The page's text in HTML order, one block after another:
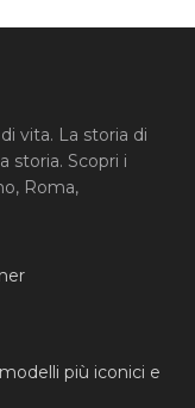
vita. La storia di
storia. Scopri i
Roma,
più iconici e